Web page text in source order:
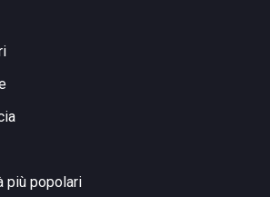
più popolari